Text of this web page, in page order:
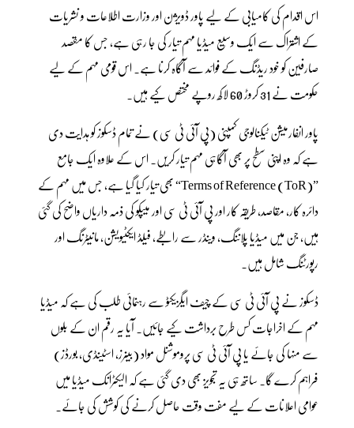
اس اقدام کی کامیابی کے لیے پاور ڈویژن اور وزارت اطلاعات و نشریات
کے اشتراک سے ایک وسیع میڈیا مہم تیار کی جا رہی ہے، جس کا مقصد
صارفین کو خود ریڈنگ کے فوائد سے آگاہ کرنا ہے۔ اس قومی مہم کے لیے
حکومت نے 31 کروڑ 60 لاکھ روپے مختص کیے ہیں۔
پاور انفارمیشن ٹیکنالوجی کمپنی (پی آئی ٹی سی) نے تمام ڈسکوز کو ہدایت دی
ہے کہ وہ اپنی سطح پر بھی آگاہی مہم تیار کریں۔ اس کے علاوہ ایک جامع
”Terms of Reference (ToR)“ بھی تیار کیا گیا ہے، جس میں مہم کے
دائرہ کار، مقاصد، طریقہ کار اور پی آئی ٹی سی اور میپکو کی ذمہ داریاں واضح کی گئی
ہیں، جن میں میڈیا پلاننگ، وینڈر سے رابطے، فیلڈ ایکٹیویشن، مانیٹرنگ اور
رپورٹنگ شامل ہیں۔
ڈسکوز نے پی آئی ٹی سی کے چیف ایگزیکٹو سے رہنمائی طلب کی ہے کہ میڈیا
مہم کے اخراجات کس طرح برداشت کیے جائیں۔ آیا یہ رقم ان کے بلوں
سے منہا کی جائے یا پی آئی ٹی سی پروموشنل مواد (بینرز، اسٹینڈی، بورڈز)
فراہم کرے گا۔ ساتھ ہی یہ تجویز بھی دی گئی ہے کہ الیکٹرانک میڈیا میں
عوامی اعلانات کے لیے مفت وقت حاصل کرنے کی کوشش کی جائے۔